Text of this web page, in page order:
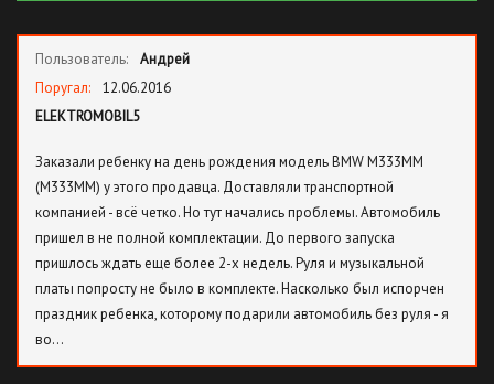
Пользователь:
Андрей
Поругал:
12.06.2016
ELEKTROMOBIL5
Заказали ребенку на день рождения модель BMW M333MM
(М333ММ) у этого продавца. Доставляли транспортной
компанией - всё четко. Но тут начались проблемы. Автомобиль
пришел в не полной комплектации. До первого запуска
пришлось ждать еще более 2-х недель. Руля и музыкальной
платы попросту не было в комплекте. Насколько был испорчен
праздник ребенка, которому подарили автомобиль без руля - я
во…